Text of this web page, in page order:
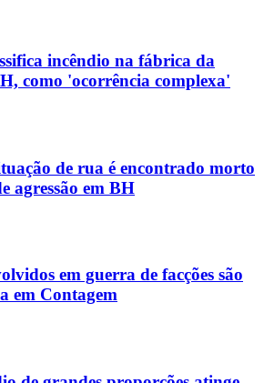
incêndio na fábrica da
como 'ocorrência complexa'
de rua é encontrado morto
agressão em BH
em guerra de facções são
em Contagem